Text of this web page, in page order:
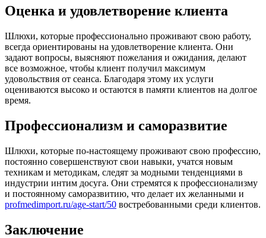
Оценка и удовлетворение клиента
Шлюхи, которые профессионально проживают свою работу,
всегда ориентированы на удовлетворение клиента. Они
задают вопросы, выясняют пожелания и ожидания, делают
все возможное, чтобы клиент получил максимум
удовольствия от сеанса. Благодаря этому их услуги
оцениваются высоко и остаются в памяти клиентов на долгое
время.
Профессионализм и саморазвитие
Шлюхи, которые по-настоящему проживают свою профессию,
постоянно совершенствуют свои навыки, учатся новым
техникам и методикам, следят за модными тенденциями в
индустрии интим досуга. Они стремятся к профессионализму
и постоянному саморазвитию, что делает их желанными и
profmedimport.ru/age-start/50 востребованными среди клиентов.
Заключение